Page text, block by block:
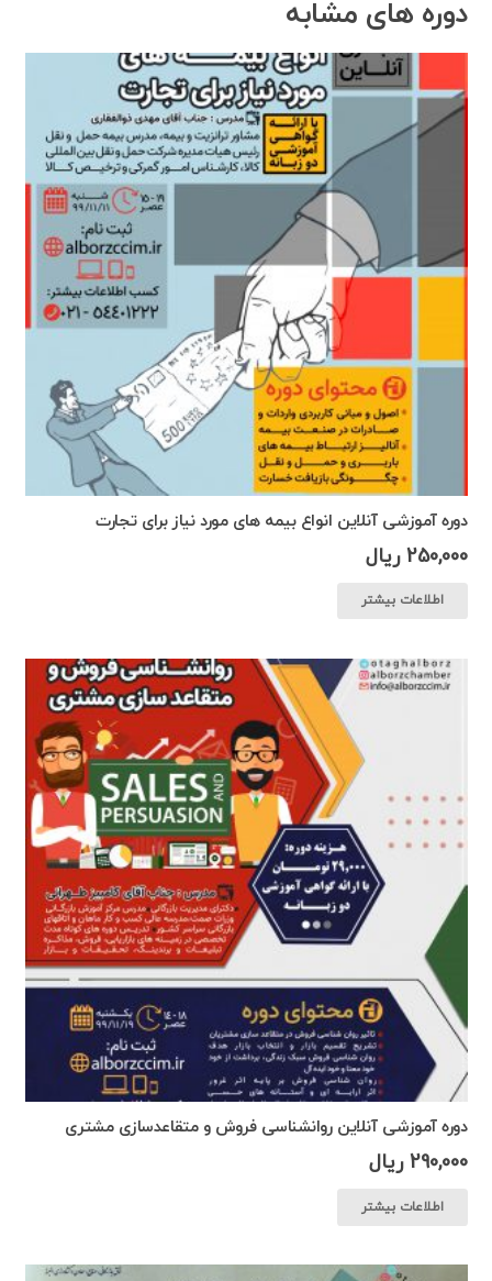
دوره های مشابه
دوره آموزشی آنلاین انواع بیمه های مورد نیاز برای تجارت
250,000 ریال
اطلاعات بیشتر
دوره آموزشی آنلاین روانشناسی فروش و متقاعدسازی مشتری
290,000 ریال
اطلاعات بیشتر